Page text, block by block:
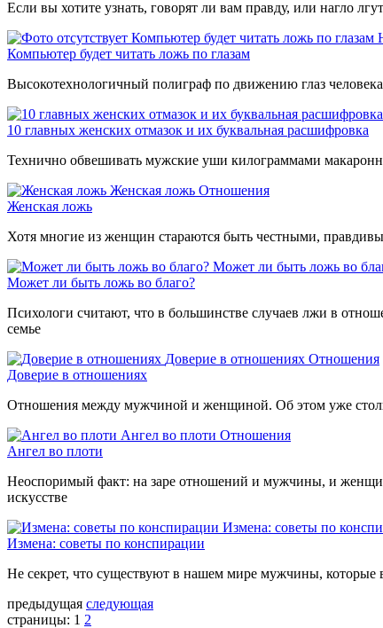
Если вы хотите узнать, говорят ли вам правду, или нагло
Компьютер будет читать ложь по глазам
Компьютер будет читать ложь по глазам
Высокотехнологичный полиграф по движению глаз
10 главных женских отмазок и их буквальная расшифровка
Технично обвешивать мужские уши килограммами
Женская ложь Отношения
Женская ложь
Хотя многие из женщин стараются быть честными,
Может ли быть ложь во
Может ли быть ложь во благо?
Психологи считают, что в большинстве случаев лжи в
семье
Доверие в отношениях Отношения
Доверие в отношениях
Отношения между мужчиной и женщиной. Об этом уже
Ангел во плоти Отношения
Ангел во плоти
Неоспоримый факт: на заре отношений и мужчины, и
искусстве
Измена: советы по
Измена: советы по конспирации
Не секрет, что существуют в нашем мире мужчины,
предыдущая следующая
страницы: 1 2